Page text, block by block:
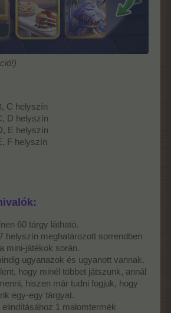
C helyszín
D helyszín
E helyszín
F helyszín
60 tárgy látható.
helyszín meghatározott sorrendben
mini-játékok során.
ugyanazok és ugyanott vannak.
hogy minél többet játszunk, annál
hiszen már tudni fogjuk, hogy
egy-egy tárgyat.
elindításához 1 malomtermék